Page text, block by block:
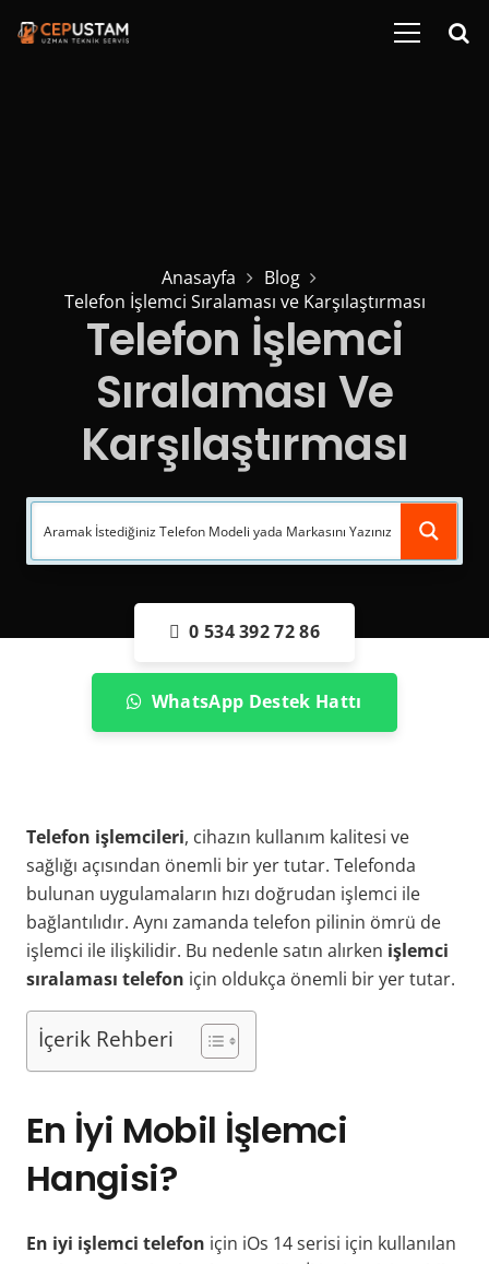
Anasayfa
Blog
Telefon İşlemci Sıralaması ve Karşılaştırması
Telefon İşlemci
Sıralaması Ve
Karşılaştırması
0 534 392 72 86
WhatsApp Destek Hattı
Telefon işlemcileri, cihazın kullanım kalitesi ve
sağlığı açısından önemli bir yer tutar. Telefonda
bulunan uygulamaların hızı doğrudan işlemci ile
bağlantılıdır. Aynı zamanda telefon pilinin ömrü de
işlemci ile ilişkilidir. Bu nedenle satın alırken işlemci
sıralaması telefon için oldukça önemli bir yer tutar.
İçerik Rehberi
En İyi Mobil İşlemci
Hangisi?
En iyi işlemci telefon için iOs 14 serisi için kullanılan